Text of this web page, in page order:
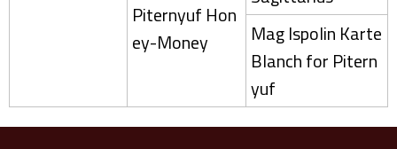
Piternyuf Hon
ey-Money
Mag Ispolin Karte
Blanch for Pitern
yuf